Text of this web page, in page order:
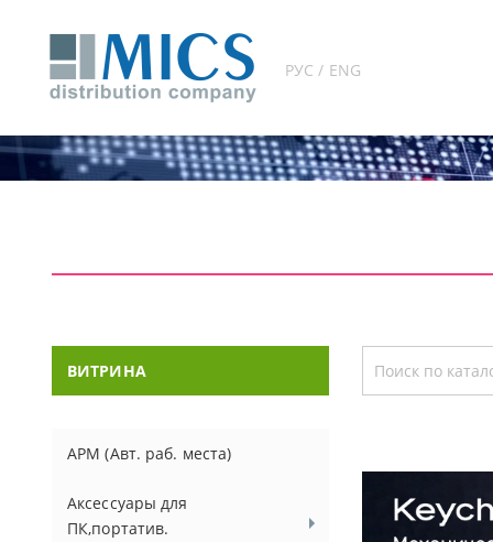
РУС / ENG
ВИТРИНА
АРМ (Авт. раб. места)
Аксессуары для
ПК,портатив.